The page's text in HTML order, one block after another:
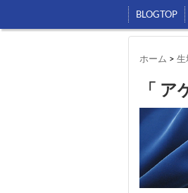
BLOGTOP
ホーム > 生
「